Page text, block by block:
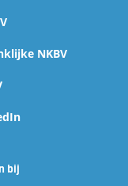
NKBV
bij